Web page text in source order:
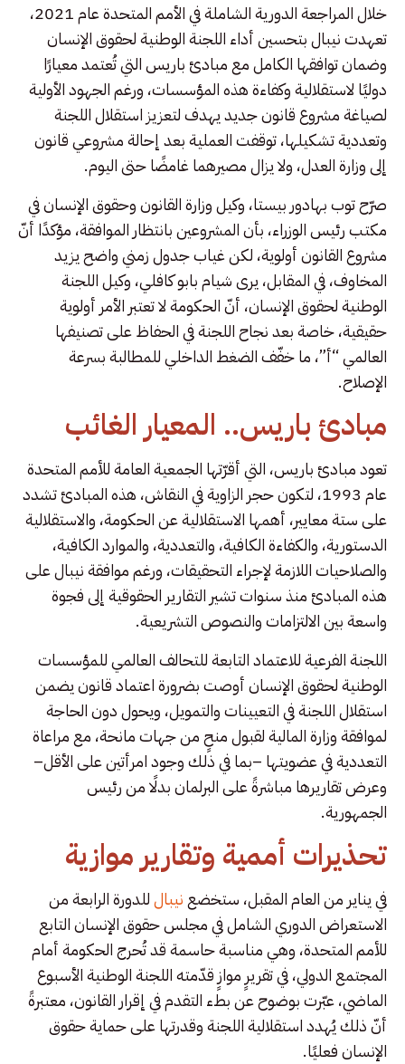
خلال المراجعة الدورية الشاملة في الأمم المتحدة عام 2021،
تعهدت نيبال بتحسين أداء اللجنة الوطنية لحقوق الإنسان
وضمان توافقها الكامل مع مبادئ باريس التي تُعتمد معيارًا
دوليًا لاستقلالية وكفاءة هذه المؤسسات، ورغم الجهود الأولية
لصياغة مشروع قانون جديد يهدف لتعزيز استقلال اللجنة
وتعددية تشكيلها، توقفت العملية بعد إحالة مشروعي قانون
إلى وزارة العدل، ولا يزال مصيرهما غامضًا حتى اليوم.
صرّح توب بهادور بيستا، وكيل وزارة القانون وحقوق الإنسان في
مكتب رئيس الوزراء، بأن المشروعين بانتظار الموافقة، مؤكدًا أنّ
مشروع القانون أولوية، لكن غياب جدول زمني واضح يزيد
المخاوف، في المقابل، يرى شيام بابو كافلي، وكيل اللجنة
الوطنية لحقوق الإنسان، أنّ الحكومة لا تعتبر الأمر أولوية
حقيقية، خاصة بعد نجاح اللجنة في الحفاظ على تصنيفها
العالمي “أ”، ما خفّف الضغط الداخلي للمطالبة بسرعة
الإصلاح.
مبادئ باريس.. المعيار الغائب
تعود مبادئ باريس، التي أقرّتها الجمعية العامة للأمم المتحدة
عام 1993، لتكون حجر الزاوية في النقاش، هذه المبادئ تشدد
على ستة معايير، أهمها الاستقلالية عن الحكومة، والاستقلالية
الدستورية، والكفاءة الكافية، والتعددية، والموارد الكافية،
والصلاحيات اللازمة لإجراء التحقيقات، ورغم موافقة نيبال على
هذه المبادئ منذ سنوات تشير التقارير الحقوقية إلى فجوة
واسعة بين الالتزامات والنصوص التشريعية.
اللجنة الفرعية للاعتماد التابعة للتحالف العالمي للمؤسسات
الوطنية لحقوق الإنسان أوصت بضرورة اعتماد قانون يضمن
استقلال اللجنة في التعيينات والتمويل، ويحول دون الحاجة
لموافقة وزارة المالية لقبول منحٍ من جهات مانحة، مع مراعاة
التعددية في عضويتها –بما في ذلك وجود امرأتين على الأقل–
وعرض تقاريرها مباشرةً على البرلمان بدلًا من رئيس
الجمهورية.
تحذيرات أممية وتقارير موازية
في يناير من العام المقبل، ستخضع نيبالللدورة الرابعة من
الاستعراض الدوري الشامل في مجلس حقوق الإنسان التابع
للأمم المتحدة، وهي مناسبة حاسمة قد تُحرج الحكومة أمام
المجتمع الدولي، في تقريرٍ موازٍ قدّمته اللجنة الوطنية الأسبوع
الماضي، عبّرت بوضوح عن بطء التقدم في إقرار القانون، معتبرةً
أنّ ذلك يُهدد استقلالية اللجنة وقدرتها على حماية حقوق
الإنسان فعليًا.